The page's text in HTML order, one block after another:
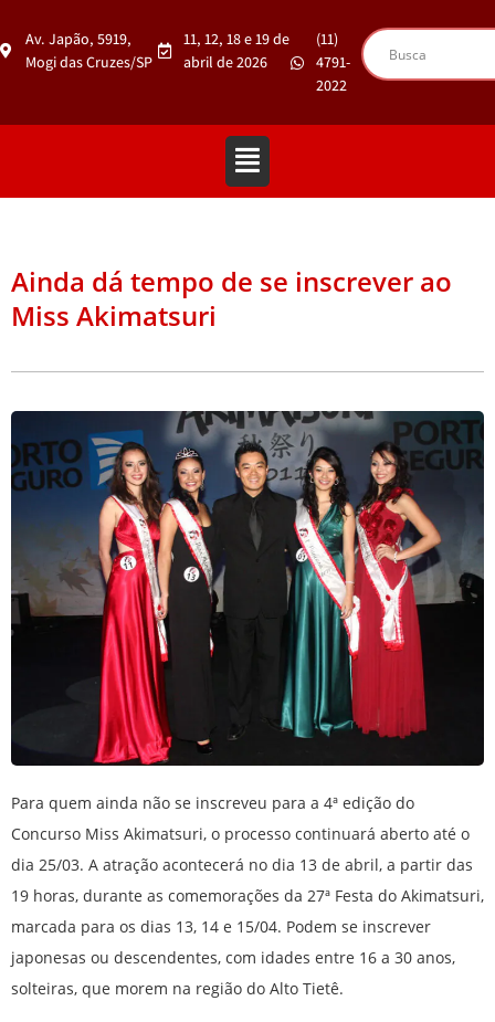
Av. Japão, 5919,
Mogi das Cruzes/SP
11, 12, 18 e 19 de
abril de 2026
(11)
4791-
2022
Ainda dá tempo de se inscrever ao
Miss Akimatsuri
Para quem ainda não se inscreveu para a 4ª edição do
Concurso Miss Akimatsuri, o processo continuará aberto até o
dia 25/03. A atração acontecerá no dia 13 de abril, a partir das
19 horas, durante as comemorações da 27ª Festa do Akimatsuri,
marcada para os dias 13, 14 e 15/04. Podem se inscrever
japonesas ou descendentes, com idades entre 16 a 30 anos,
solteiras, que morem na região do Alto Tietê.